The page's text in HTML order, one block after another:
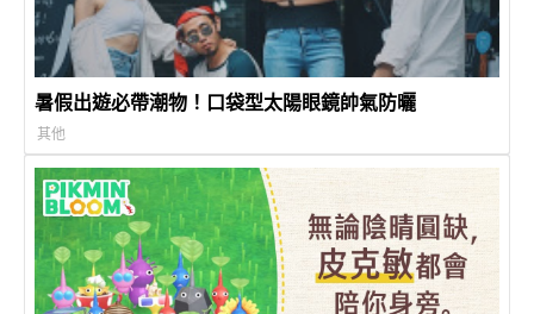
暑假出遊必帶潮物！口袋型太陽眼鏡帥氣防曬
其他